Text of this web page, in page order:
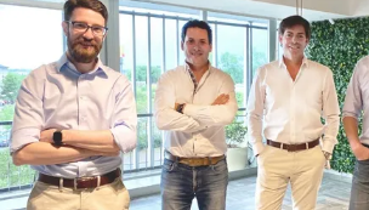
Regionales
Clima
Agronegocios
Mercados